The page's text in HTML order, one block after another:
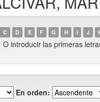
C D E F G H I J
O introducir las primeras
En orden: